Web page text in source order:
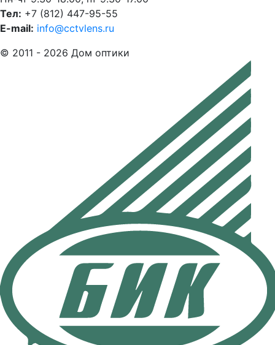
Тел: +7 (812) 447-95-55
E-mail: info@cctvlens.ru
© 2011 - 2026 Дом оптики